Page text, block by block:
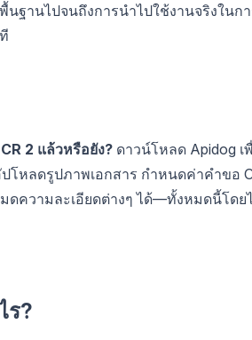
ฐานไปจนถึงการนำไปใช้งานจริงใน
2 แล้วหรือยัง? ดาวน์โหลด Apidog
หลดรูปภาพเอกสาร กำหนดค่าคำขอ
ดความละเอียดต่างๆ ได้—ทั้งหมดนี้โด
ร?